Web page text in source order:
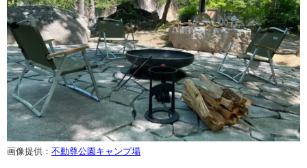
画像提供： 不動尊公園キャンプ場